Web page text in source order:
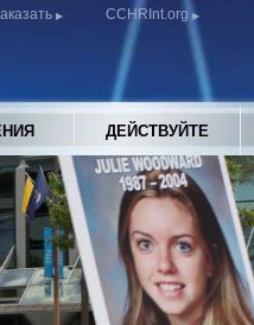
CCHRInt.org
ДЕЙСТВУЙТЕ